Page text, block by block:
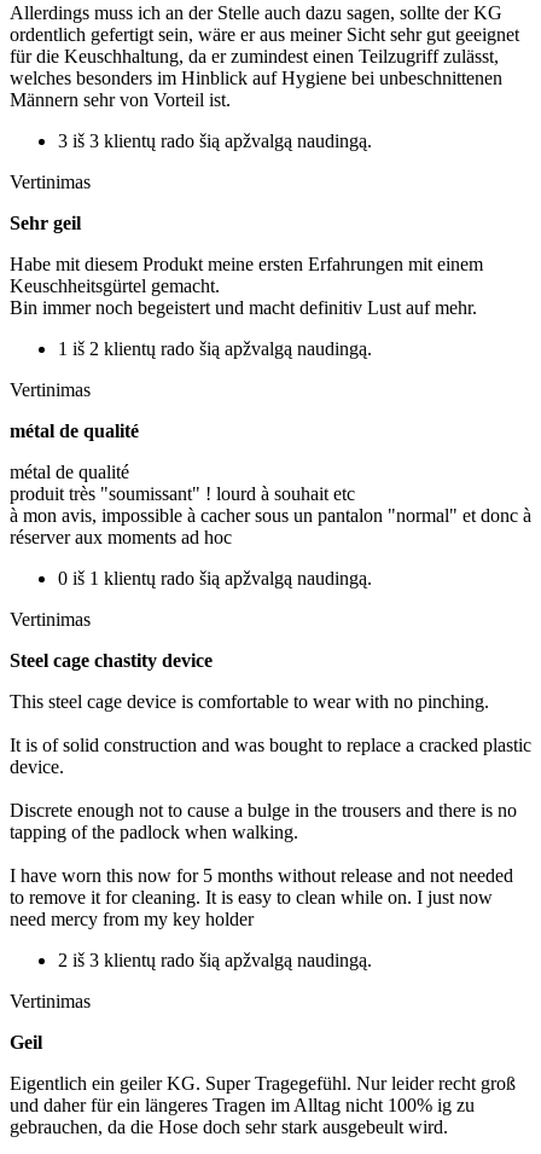
Allerdings muss ich an der Stelle auch dazu sagen, sollte der KG
ordentlich gefertigt sein, wäre er aus meiner Sicht sehr gut geeignet
für die Keuschhaltung, da er zumindest einen Teilzugriff zulässt,
welches besonders im Hinblick auf Hygiene bei unbeschnittenen
Männern sehr von Vorteil ist.
3 iš 3 klientų rado šią apžvalgą naudingą.
Vertinimas
Sehr geil
Habe mit diesem Produkt meine ersten Erfahrungen mit einem
Keuschheitsgürtel gemacht.
Bin immer noch begeistert und macht definitiv Lust auf mehr.
1 iš 2 klientų rado šią apžvalgą naudingą.
Vertinimas
métal de qualité
métal de qualité
produit très "soumissant" ! lourd à souhait etc
à mon avis, impossible à cacher sous un pantalon "normal" et donc à
réserver aux moments ad hoc
0 iš 1 klientų rado šią apžvalgą naudingą.
Vertinimas
Steel cage chastity device
This steel cage device is comfortable to wear with no pinching.
It is of solid construction and was bought to replace a cracked plastic
device.
Discrete enough not to cause a bulge in the trousers and there is no
tapping of the padlock when walking.
I have worn this now for 5 months without release and not needed
to remove it for cleaning. It is easy to clean while on. I just now
need mercy from my key holder
2 iš 3 klientų rado šią apžvalgą naudingą.
Vertinimas
Geil
Eigentlich ein geiler KG. Super Tragegefühl. Nur leider recht groß
und daher für ein längeres Tragen im Alltag nicht 100% ig zu
gebrauchen, da die Hose doch sehr stark ausgebeult wird.